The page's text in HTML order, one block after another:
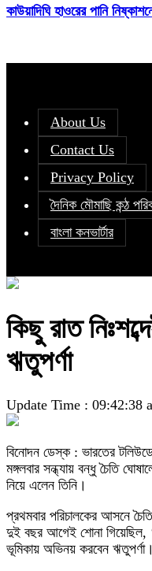
কাউয়াদিঘি হাওরের পানি
About Us
Contact Us
Privacy Policy
দৈনিক মৌমাছি কন্ঠ
বাংলা কনভার্টার
কিছু রাত
ঋতুপর্ণা
Update Time : 09:42:38
বিনোদন ডেস্ক : ভারতের
মঙ্গলবার সন্ধ্যায় বন্ধু চৈতি
নিয়ে এলেন তিনি।
প্রথমবার পরিচালকের আসনে
দুই বছর আগেই শোনা গিয়েছিল,
ভূমিকায় অভিনয় করবেন ঋতুপর্ণা।